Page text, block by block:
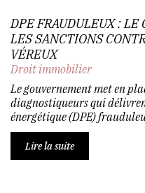
DPE FRAUDULEUX :
LES SANCTIONS
VÉREUX
Droit immobilier
Le gouvernement met en
diagnostiqueurs qui
énergétique (DPE)
Lire la suite